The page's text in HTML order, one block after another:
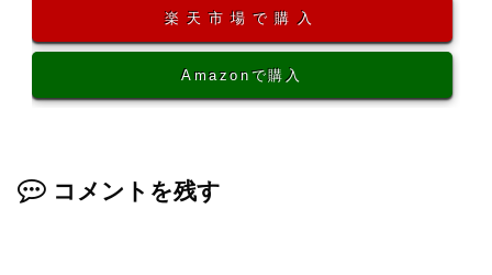
楽天市場で購入
Amazonで購入
コメントを残す